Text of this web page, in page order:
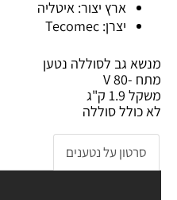
ארץ יצור: איטליה
יצרן: Tecomec
מנשא גב לסוללה נטען STIGA איטליה
מתח -80 V
משקל 1.9 ק"ג
לא כולל סוללה
סרטון על נטענים